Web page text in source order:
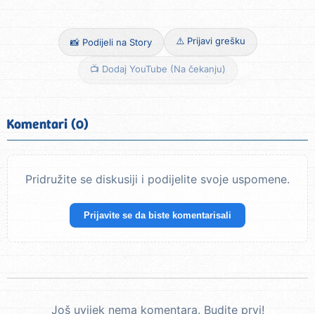
📸 Podijeli na Story ⚠️ Prijavi grešku
📺 Dodaj YouTube (Na čekanju)
Komentari (0)
Pridružite se diskusiji i podijelite svoje uspomene.
Prijavite se da biste komentarisali
Još uvijek nema komentara. Budite prvi!